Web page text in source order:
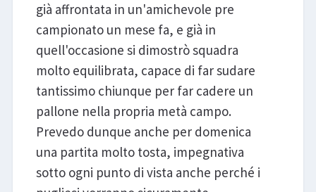
già affrontata in un'amichevole pre
campionato un mese fa, e già in
quell'occasione si dimostrò squadra
molto equilibrata, capace di far sudare
tantissimo chiunque per far cadere un
pallone nella propria metà campo.
Prevedo dunque anche per domenica
una partita molto tosta, impegnativa
sotto ogni punto di vista anche perché i